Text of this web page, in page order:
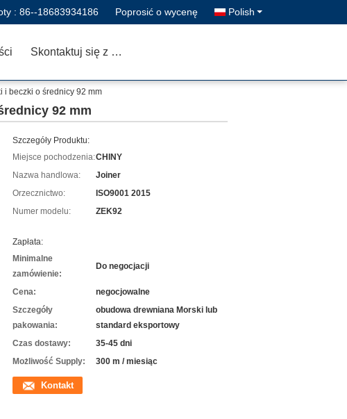
: 86--18683934186 Poprosić o wycenę Polish
Skontaktuj się z nami
i beczki o średnicy 92 mm
92 mm
Szczegóły Produktu:
Miejsce pochodzenia:CHINY
Nazwa handlowa:
Joiner
Orzecznictwo:
ISO9001 2015
Numer modelu:
ZEK92
Zapłata:
Minimalne
zamówienie:
Do negocjacji
Cena:
negocjowalne
Szczegóły
pakowania:
obudowa drewniana Morski lub
standard eksportowy
Czas dostawy:
35-45 dni
Możliwość Supply:
300 m / miesiąc
Kontakt